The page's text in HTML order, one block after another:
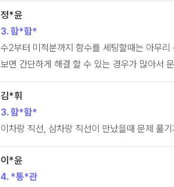
정*윤
3. 함*함*
수2부터 미적분까지 함수를 세팅할때는 아무
보면 간단하게 해결 할 수 있는 경우가 많아서
김*휘
3. 함*함*
이차랑 직선, 삼차랑 직선이 만났을때 문제 풀
이*윤
4. *통*관